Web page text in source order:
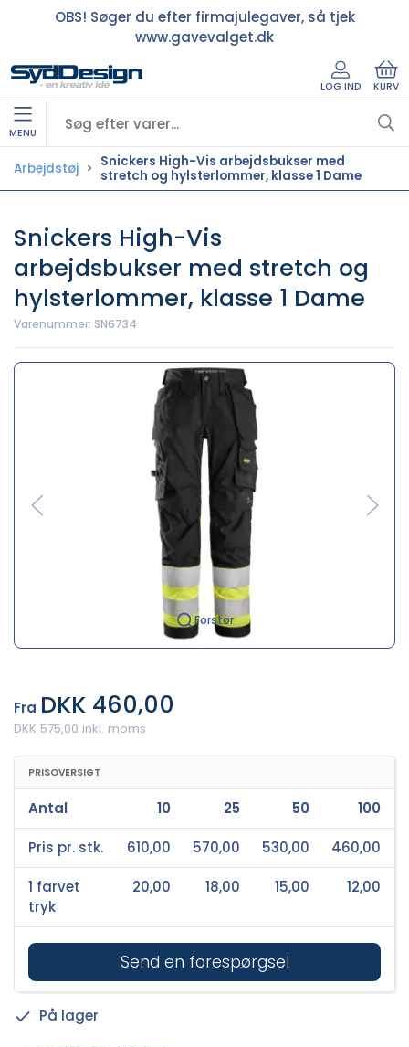
OBS! Søger du efter firmajulegaver, så tjek
www.gavevalget.dk
LOG IND KURV
MENU
Arbejdstøj
Snickers High-Vis arbejdsbukser med
stretch og hylsterlommer, klasse 1 Dame
Snickers High-Vis
arbejdsbukser med stretch og
hylsterlommer, klasse 1 Dame
Varenummer: SN6734
Forstør
Fra DKK 460,00
DKK 575,00 inkl. moms
PRISOVERSIGT
Send en forespørgsel
Antal 10 25 50 100
Pris pr. stk. 610,00 570,00 530,00 460,00
1 farvet
tryk
20,00 18,00 15,00 12,00
På lager